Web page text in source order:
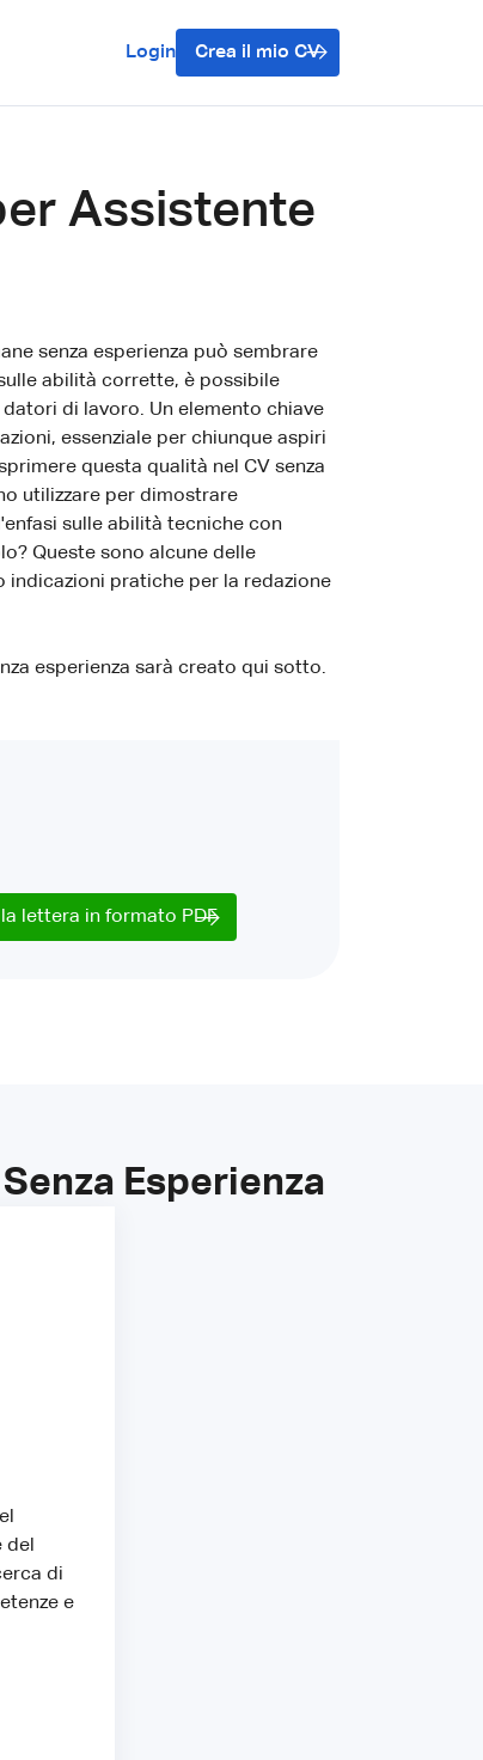
Login Crea il mio CV
Assistente
senza esperienza può sembrare
abilità corrette, è possibile
di lavoro. Un elemento chiave
essenziale per chiunque aspiri
questa qualità nel CV senza
utilizzare per dimostrare
sulle abilità tecniche con
Queste sono alcune delle
pratiche per la redazione
esperienza sarà creato qui sotto.
lettera in formato PDF
Esperienza
di
e